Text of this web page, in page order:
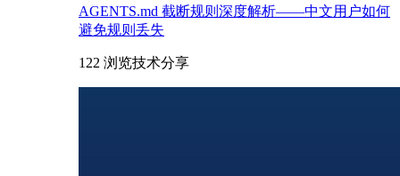
AGENTS.md 截断规则深度解析——中文用户如何
避免规则丢失
122 浏览技术分享